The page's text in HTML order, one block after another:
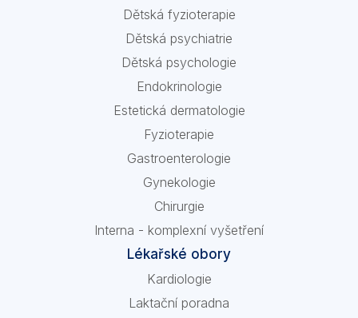
Dětská fyzioterapie
Dětská psychiatrie
Dětská psychologie
Endokrinologie
Estetická dermatologie
Fyzioterapie
Gastroenterologie
Gynekologie
Chirurgie
Interna - komplexní vyšetření
Lékařské obory
Kardiologie
Laktační poradna